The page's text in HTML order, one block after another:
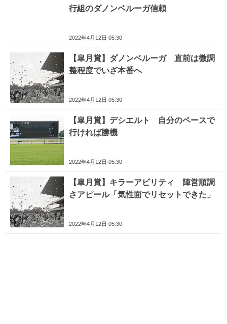
行組のダノンベルーガ信頼
2022年4月12日 05:30
【皐月賞】ダノンベルーガ 直前は微調
整程度でいざ本番へ
2022年4月12日 05:30
【皐月賞】デシエルト 自分のペースで
行ければ勝機
2022年4月12日 05:30
【皐月賞】キラーアビリティ 陣営順調
さアピール「気性面でリセットできた」
2022年4月12日 05:30